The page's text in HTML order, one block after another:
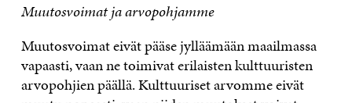
Muutosvoimat ja arvopohjamme
Muutosvoimat eivät pääse jylläämään maailmassa
vapaasti, vaan ne toimivat erilaisten kulttuuristen
arvopohjien päällä. Kulttuuriset arvomme eivät